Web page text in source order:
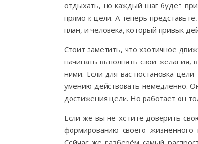
отдыхать, но каждый шаг будет
прямо к цели. А теперь
план, и человека, который привык
Стоит заметить, что хаотичное
начинать выполнять свои желания,
ними. Если для вас постановка
умению действовать немедленно.
достижения цели. Но работает он
Если же вы не хотите доверить
формированию своего
Сейчас же разберём самый